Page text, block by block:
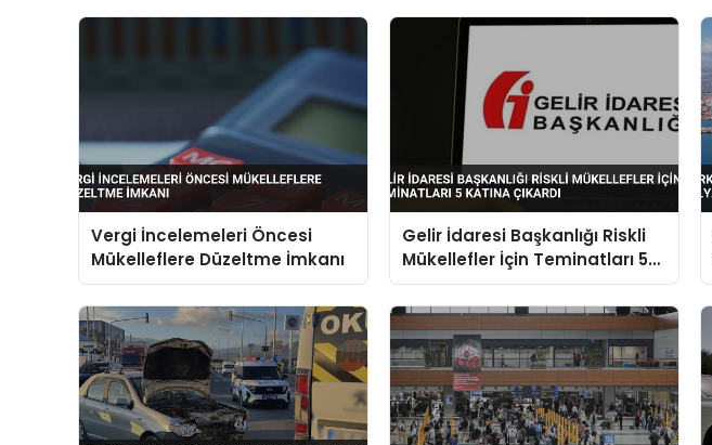
Vergi İncelemeleri Öncesi
Mükelleflere Düzeltme İmkanı
Gelir İdaresi Başkanlığı Riskli
Mükellefler İçin Teminatları 5
Katına Çıkardı